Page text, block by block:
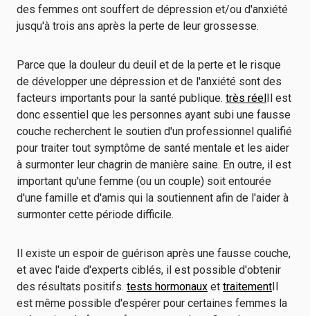
des femmes ont souffert de dépression et/ou d'anxiété
jusqu'à trois ans après la perte de leur grossesse.
Parce que la douleur du deuil et de la perte et le risque
de développer une dépression et de l'anxiété sont des
facteurs importants pour la santé publique. très réelIl est
donc essentiel que les personnes ayant subi une fausse
couche recherchent le soutien d'un professionnel qualifié
pour traiter tout symptôme de santé mentale et les aider
à surmonter leur chagrin de manière saine. En outre, il est
important qu'une femme (ou un couple) soit entourée
d'une famille et d'amis qui la soutiennent afin de l'aider à
surmonter cette période difficile.
Il existe un espoir de guérison après une fausse couche,
et avec l'aide d'experts ciblés, il est possible d'obtenir
des résultats positifs. tests hormonaux et traitementIl
est même possible d'espérer pour certaines femmes la